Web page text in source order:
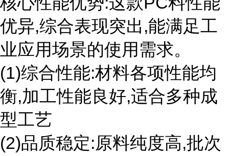
优异,综合表现突出,能满足工
业应用场景的使用需求。
(1)综合性能:材料各项性能均
衡,加工性能良好,适合多种成
型工艺
(2)品质稳定:原料纯度高,批次